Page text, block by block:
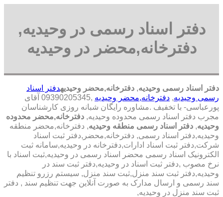
دفتر اسناد رسمی در وحیدیه,
دفترخانه,محضر در وحیدیه
دفتر اسناد رسمی وحیدیه, دفترخانه,محضر وحیدیهدفتر اسناد
رسمی وحیدیه, دفترخانه,محضر وحیدیه
,09390205345 آقای
پورعباسی- با تخفیف .مشاوره رايگان شبانه روزی کارشناسان
مجرب دفتر اسناد رسمی محدوده وحیدیه, دفترخانه,محضر محدوده
وحیدیه, دفتر اسناد رسمی منطقه وحیدیه, دفترخانه,محضر منطقه
وحیدیه,دفتر اسناد رسمی, دفترخانه,محضر,دفتر ثبت اسناد
شرکت,دفتر ثبت اسناد ادارات,دفترخانه در وحیدیه,سامانه ثبت
الکترونیک اسناد رسمی محضر اسناد رسمی در وحیدیه,ثبت اسناد با
نرخ مصوب ,دفتر ثبت اسناد در وحیدیه,دفتر ثبت سند در
وحیدیه,دفتر ثبت سند منزل,ثبت سند منزل, سیستم رزرو تنظیم
سند رسمی و ارسال مدارک به صورت آنلاین جهت تنظیم سند , دفتر
ثبت سند منزل در وحیدیه,